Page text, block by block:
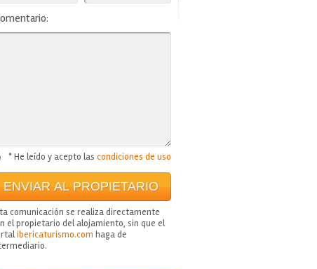
* He leído y acepto las condiciones de uso
comunicación se realiza directamente
el propietario del alojamiento, sin que el
ibericaturismo.com haga de